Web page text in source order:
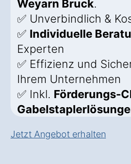
Weyarn Bruck.
✅ Unverbindlich &
✅ Individuelle
Experten
✅ Effizienz und
Ihrem Unternehmen
✅ Inkl. Förderungs-
Jetzt Angebot erhalten